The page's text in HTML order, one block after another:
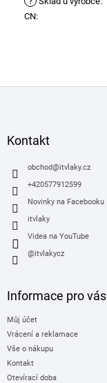
CN:
Kontakt
obchod@itvlaky.cz
+420577912599
Novinky na Facebooku
itvlaky
Videa na YouTube
@itvlakycz
Informace pro vás
Můj účet
Vrácení a reklamace
Vše o nákupu
Kontakt
Otevírací doba